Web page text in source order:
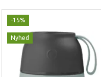
-15%
Nyhed